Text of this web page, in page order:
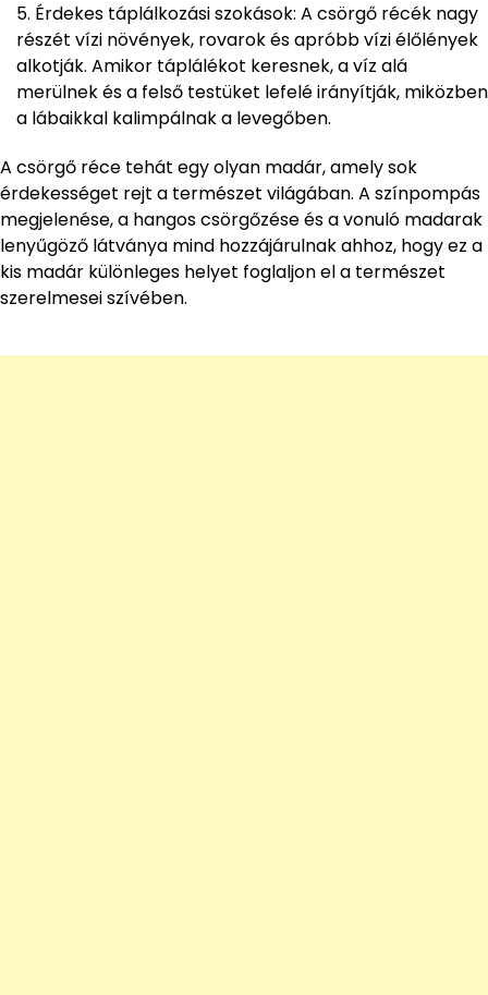
Érdekes táplálkozási szokások: A csörgő récék nagy
részét vízi növények, rovarok és apróbb vízi élőlények
alkotják. Amikor táplálékot keresnek, a víz alá
merülnek és a felső testüket lefelé irányítják, miközben
a lábaikkal kalimpálnak a levegőben.
A csörgő réce tehát egy olyan madár, amely sok
érdekességet rejt a természet világában. A színpompás
megjelenése, a hangos csörgőzése és a vonuló madarak
lenyűgöző látványa mind hozzájárulnak ahhoz, hogy ez a
kis madár különleges helyet foglaljon el a természet
szerelmesei szívében.